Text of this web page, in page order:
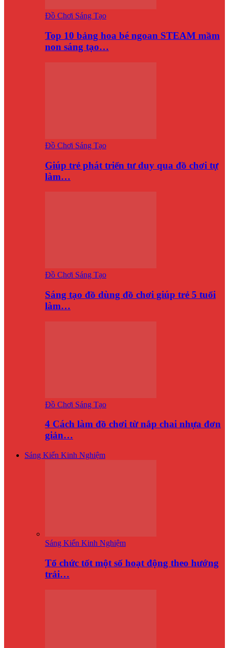
Đồ Chơi Sáng Tạo
Top 10 bảng hoa bé ngoan STEAM mầm
non sáng tạo…
Đồ Chơi Sáng Tạo
Giúp trẻ phát triển tư duy qua đồ chơi tự
làm…
Đồ Chơi Sáng Tạo
Sáng tạo đồ dùng đồ chơi giúp trẻ 5 tuổi
làm…
Đồ Chơi Sáng Tạo
4 Cách làm đồ chơi từ nắp chai nhựa đơn
giản…
Sáng Kiến Kinh Nghiệm
Sáng Kiến Kinh Nghiệm
Tổ chức tốt một số hoạt động theo hướng
trải…